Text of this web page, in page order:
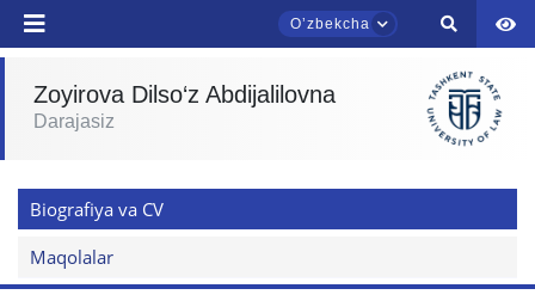
Oʼzbekcha
Zoyirova Dilso‘z Abdijalilovna
Darajasiz
Biografiya va CV
Maqolalar
TDYU qabul murojaatlari chati
Assalomu alaykum! TDYU qabul murojaatlari
chatiga xush kelibsiz.